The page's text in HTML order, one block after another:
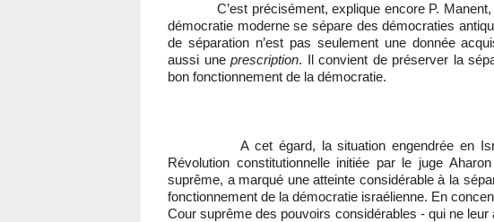
C’est précisément, explique encore P. Manent,
démocratie moderne se sépare des démocraties
de séparation n’est pas seulement une donnée
aussi uneprescription. Il convient de préserver la
bon fonctionnement de la démocratie.
A cet égard, la situation engendrée en
Révolution constitutionnelle initiée par le juge
suprême, a marqué une atteinte considérable à la
fonctionnement de la démocratie israélienne. En
Cour suprême des pouvoirs considérables - qui ne